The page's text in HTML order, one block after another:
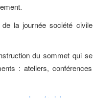
la journée société civile
du sommet qui se
: ateliers, conférences